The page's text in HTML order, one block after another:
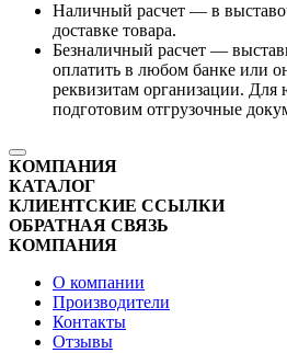
Наличный расчет — в
доставке товара.
Безналичный расчет —
оплатить в любом банке или
реквизитам организации. Для
подготовим отгрузочные
КОМПАНИЯ
КАТАЛОГ
КЛИЕНТСКИЕ ССЫЛКИ
ОБРАТНАЯ СВЯЗЬ
КОМПАНИЯ
О компании
Производители
Контакты
Отзывы